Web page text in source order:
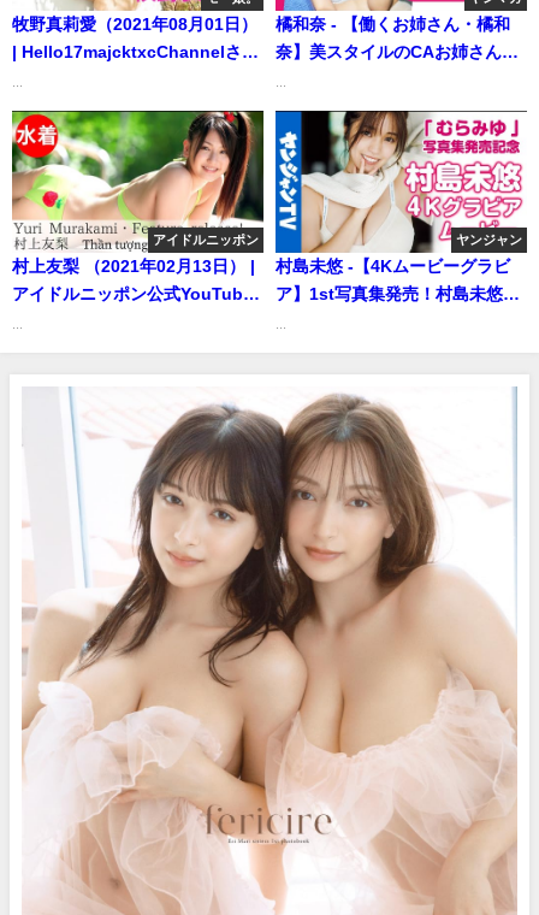
牧野真莉愛（2021年08月01日）
| Hello17majcktxcChannelさん
...
橘和奈 - 【働くお姉さん・橘和
奈】美スタイルのCAお姉さん
をのぞき見！ (Dec 08, 2025) |
講談社ヤンマガchさんより
...
アイドルニッポン
村上友梨 （2021年02月13日） |
アイドルニッポン公式YouTube
ヤンジャン
村島未悠 -【4Kムービーグラビ
ア】1st写真集発売！村島未悠ち
にする癒しの笑顔にトキめく
2022年最幸の写真集の水着撮影
に没入密着！【メイキング】
@miyu_murashima（2022年12
月07日） | ヤンジャンTV【集英
社ヤングジャンプ公式】さんよ
り